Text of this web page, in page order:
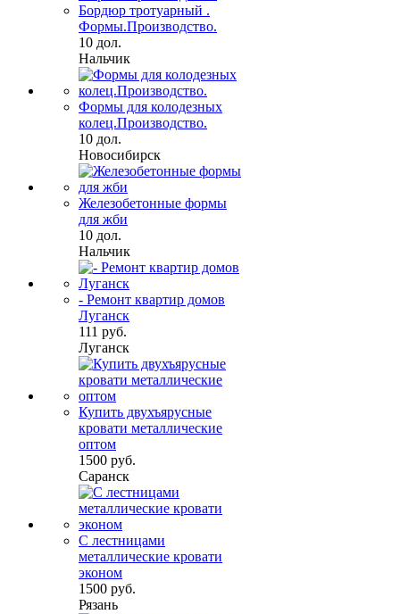
Бордюр тротуарный .
Формы.Производство.
10 дол.
Нальчик
Формы для колодезных
колец.Производство.
10 дол.
Новосибирск
Железобетонные формы
для жби
10 дол.
Нальчик
- Ремонт квартир домов
Луганск
111 руб.
Луганск
Купить двухъярусные
кровати металлические
оптом
1500 руб.
Саранск
С лестницами
металлические кровати
эконом
1500 руб.
Рязань